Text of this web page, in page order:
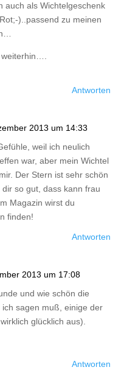
auch als Wichtelgeschenk
)..passend zu meinen
Antworten
2013 um 14:33
weil ich neulich
war, aber mein Wichtel
Der Stern ist sehr schön
so gut, dass kann frau
Magazin wirst du
finden!
Antworten
2013 um 17:08
und wie schön die
sagen muß, einige der
glücklich aus).
Antworten